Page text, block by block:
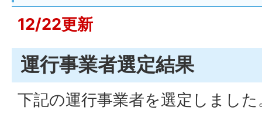
12/22更新
運行事業者選定結果
下記の運行事業者を選定しました